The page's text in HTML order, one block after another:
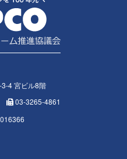
4 宮ビル8階
03-3265-4861